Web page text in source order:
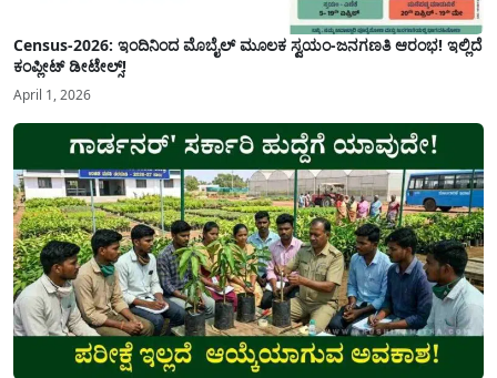
Census-2026: ಇಂದಿನಿಂದ ಮೊಬೈಲ್ ಮೂಲಕ ಸ್ವಯಂ-ಜನಗಣತಿ ಆರಂಭ! ಇಲ್ಲಿದೆ
ಕಂಪ್ಲೀಟ್ ಡೀಟೇಲ್ಸ್!
April 1, 2026